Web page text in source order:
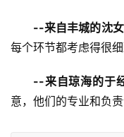
--来自丰城的沈女
每个环节都考虑得很细
--来自琼海的于
意，他们的专业和负责